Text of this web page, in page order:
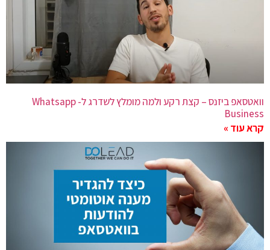
וואטסאפ ביזנס – קצת רקע ולמה מומלץ לשדרג ל- Whatsapp
Business
קרא עוד »